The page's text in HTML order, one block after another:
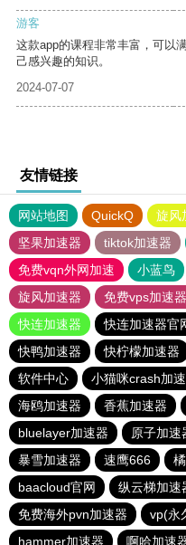
游客
这款app的课程非常丰富，可以
己感兴趣的知识。
2024-07-07
友情链接
网站地图 QuickQ 旋风
坚果加速器
tiktok加速器
免费vqn外网加速
小蓝鸟
旋风加速器
免费vps加速
快连加速器
快连加速器官
快鸭加速器
快柠檬加速器
软件中心
小猫咪crash加
海鸥加速器
香蕉加速器
bluelayer加速器
原子加速
暴雪加速器
速鹰666
baacloud官网
纵云梯加速
免费海外pvn加速器
vp(永
hammer加速器
啊哈加速